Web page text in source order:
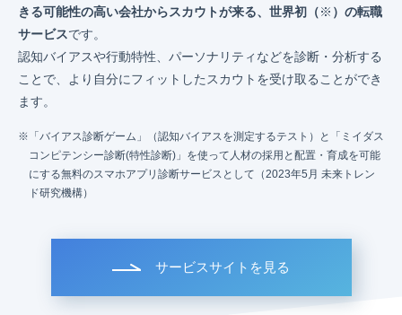
きる可能性の高い会社からスカウトが来る、世界初（※ ）の転職
サービスです。
認知バイアスや行動特性、パーソナリティなどを診断・分析する
ことで、より自分にフィットしたスカウトを受け取ることができ
ます。
「バイアス診断ゲーム」（認知バイアスを測定するテスト）と「ミイダス
コンピテンシー診断(特性診断)」を使って人材の採用と配置・育成を可能
にする無料のスマホアプリ診断サービスとして（2023年5月 未来トレン
ド研究機構）
サービスサイトを見る